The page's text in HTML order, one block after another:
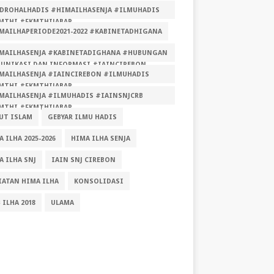
#HIMAILHASENJA #ILMUHADIS
#FKMTHIJABAR
2022 #KABINETADHIGANA
#KABINETADIGHANA #HUBUNGAN
DAN INFORMASI #IAINCIREBON
#FKMTHI #FKMTHIJABAR
#IAINCIREBON #ILMUHADIS
#FKMTHIJABAR
#ILMUHADIS #IAINSNJCRB
#FKMTHIJABAR
ISLAM
GEBYAR ILMU HADIS
ILHA 2025-2026 HIMA ILHA SENJA
ILHA SNJ IAIN SNJ CIREBON
HIMA ILHA KONSOLIDASI
ILHA 2018 ULAMA